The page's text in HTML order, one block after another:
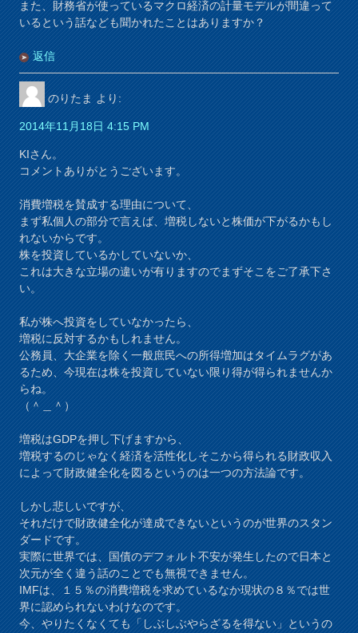
また、財務省が使っているマクロ経済の計量モデルが間違って
いるという話なども聞かれたことはありますか？
返信
のりたま より:
2014年11月18日 4:15 PM
KIさん。
コメントありがとうございます。
消費増税を賛成する理由について、
まず私個人の部分で言えば、増税しないと株価が下がるかもし
れないからです。
株を投資しているかしていないか、
これは大きな立場の違いが有りますのでまずそこをご了承下さ
い。
私が株へ投資をしていなかったら、
増税に反対するかもしれません。
公務員、大企業を除く一般庶民への所得増加はタイムラグがあ
るため、今現在は株を投資していない限り得が得られませんか
らね。
（＾＿＾）
増税はGDPを押し下げますから、
増税するのじゃなく経済を活性化しそこから得られる財政収入
によって財政健全化を図るというのは一つの方法論です。
しかし悲しいですが、
それだけで財政健全化が達成できないというのが世界のスタン
ダードです。
実際に世界では、国債のデフォルト不安が発生したので日本と
次元が全く違う話のことでも無視できません。
IMFは、１５％の消費増税を求めているなか現状の８％では世
界に認められないわけなのです。
今、やりたくなくても「しぶしぶやらざるを得ない」というの